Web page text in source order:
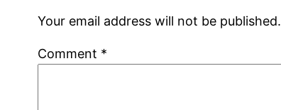
Your email address will not be published.
Comment *